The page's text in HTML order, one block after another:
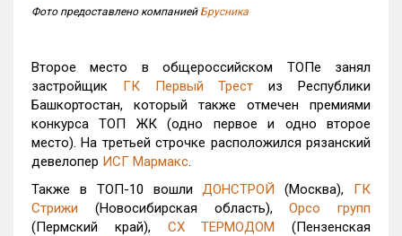
Фото предоставлено компанией Брусника
Второе место в общероссийском ТОПе занял
застройщик ГК Первый Трест из Республики
Башкортостан, который также отмечен премиями
конкурса ТОП ЖК (одно первое и одно второе
место). На третьей строчке расположился рязанский
девелопер ИСГ Мармакс.
Также в ТОП-10 вошлиДОНСТРОЙ (Москва), ГК
Стрижи (Новосибирская область),Орсо групп
(Пермский край), СХ ТЕРМОДОМ (Пензенская